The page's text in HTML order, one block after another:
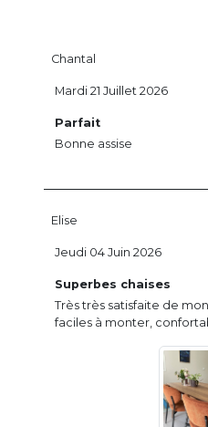
Chantal
Parfait
Bonne assise
Mardi 21 Juillet 2026
Elise
Superbes chaises
Très très satisfaite de
faciles à monter,
Jeudi 04 Juin 2026